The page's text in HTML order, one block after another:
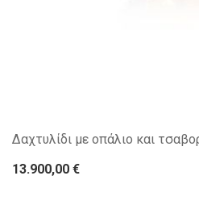
Δαχτυλίδι με οπάλιο και
13.900,00 €